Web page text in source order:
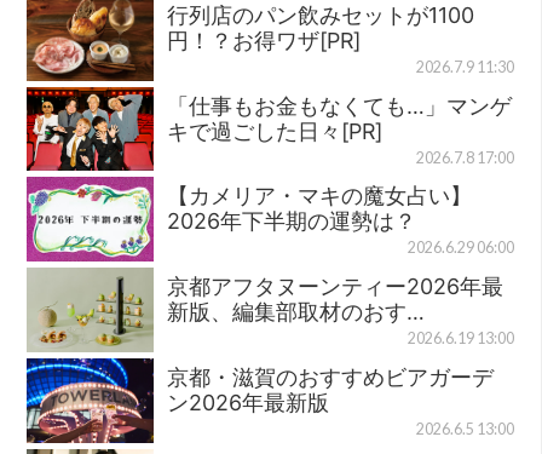
行列店のパン飲みセットが1100
円！？お得ワザ[PR]
2026.7.9 11:30
「仕事もお金もなくても…」マンゲ
キで過ごした日々[PR]
2026.7.8 17:00
【カメリア・マキの魔女占い】
2026年下半期の運勢は？
2026.6.29 06:00
京都アフタヌーンティー2026年最
新版、編集部取材のおす…
2026.6.19 13:00
京都・滋賀のおすすめビアガーデ
ン2026年最新版
2026.6.5 13:00